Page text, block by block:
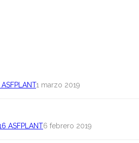
1 marzo 2019
ASFPLANT6 febrero 2019